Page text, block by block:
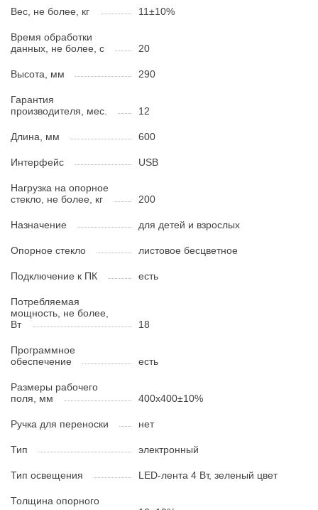
Вес, не более, кг 11±10%
Время обработки
данных, не более, с
20
Высота, мм 290
Гарантия
производителя, мес.
12
Длина, мм 600
Интерфейс USB
Нагрузка на опорное
стекло, не более, кг
200
Назначение для детей и взрослых
Опорное стекло листовое бесцветное
Подключение к ПК есть
Потребляемая
мощность, не более,
Вт
18
Программное
обеспечение
есть
Размеры рабочего
поля, мм
400x400±10%
Ручка для переноски нет
Тип электронный
Тип освещения LED-лента 4 Вт, зеленый цвет
Толщина опорного